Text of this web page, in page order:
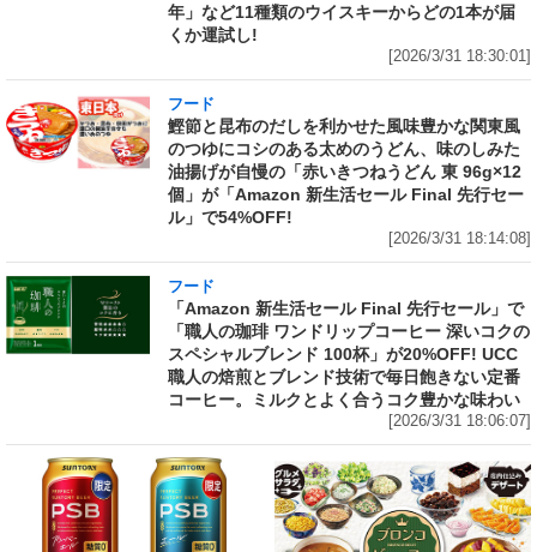
年」など11種類のウイスキーからどの1本が届
くか運試し!
[2026/3/31 18:30:01]
フード
鰹節と昆布のだしを利かせた風味豊かな関東風
のつゆにコシのある太めのうどん、味のしみた
油揚げが自慢の「赤いきつねうどん 東 96g×12
個」が「Amazon 新生活セール Final 先行セー
ル」で54%OFF!
[2026/3/31 18:14:08]
フード
「Amazon 新生活セール Final 先行セール」で
「職人の珈琲 ワンドリップコーヒー 深いコクの
スペシャルブレンド 100杯」が20%OFF! UCC
職人の焙煎とブレンド技術で毎日飽きない定番
コーヒー。ミルクとよく合うコク豊かな味わい
[2026/3/31 18:06:07]